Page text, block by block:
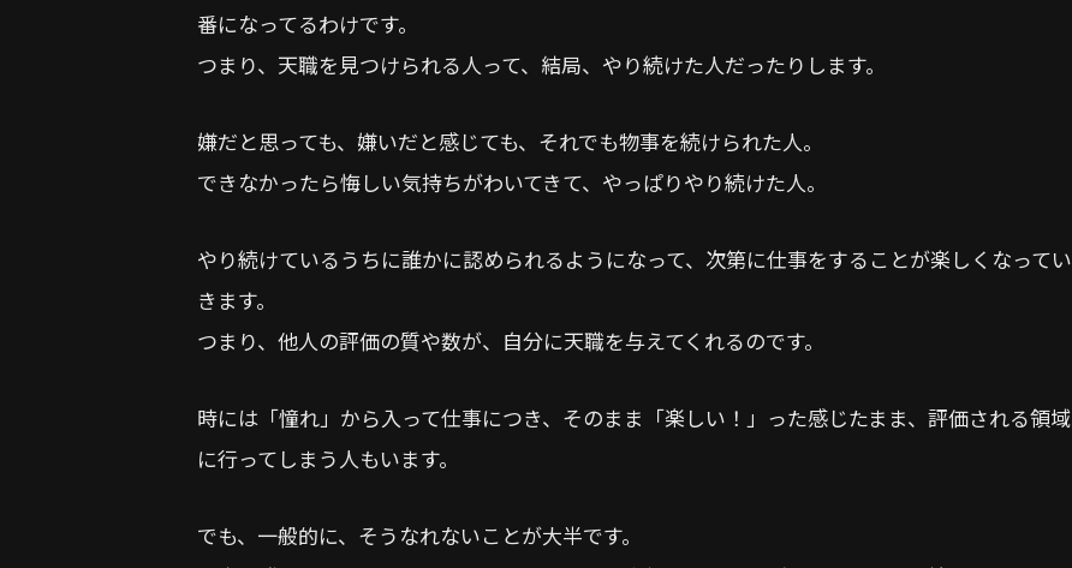
番になってるわけです。
つまり、天職を見つけられる人って、結局、やり続けた人だったりします。
嫌だと思っても、嫌いだと感じても、それでも物事を続けられた人。
できなかったら悔しい気持ちがわいてきて、やっぱりやり続けた人。
やり続けているうちに誰かに認められるようになって、次第に仕事をすることが楽しくなってい
きます。
つまり、他人の評価の質や数が、自分に天職を与えてくれるのです。
時には「憧れ」から入って仕事につき、そのまま「楽しい！」った感じたまま、評価される領域
に行ってしまう人もいます。
でも、一般的に、そうなれないことが大半です。